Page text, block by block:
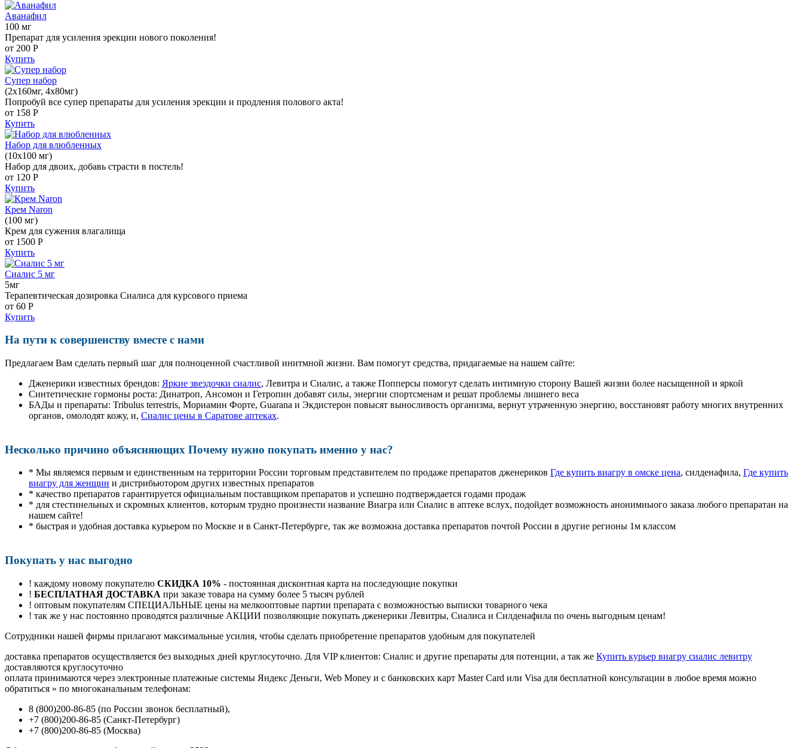
Аванафил
100 мг
Препарат для усиления эрекции нового поколения!
от 200 Р
Купить
Супер набор
(2х160мг, 4х80мг)
Попробуй все супер препараты для усиления эрекции и продления полового акта!
от 158 Р
Купить
Набор для влюбленных
(10х100 мг)
Набор для двоих, добавь страсти в постель!
от 120 Р
Купить
Крем Naron
(100 мг)
Крем для сужения влагалища
от 1500 Р
Купить
Сиалис 5 мг
5мг
Терапевтическая дозировка Сиалиса для курсового приема
от 60 Р
Купить
На пути к совершенству вместе с нами
Предлагаем Вам сделать первый шаг для полноценной счастливой инитмной жизни. Вам помогут средства, придагаемые на нашем сайте:
Дженерики известных брендов: Яркие звездочки сиалис, Левитра и Сиалис, а также Попперсы помогут сделать интимную сторону Вашей жизни более насыщенной и яркой
Синтетические гормоны роста: Динатроп, Ансомон и Гетропин добавят силы, энергии спортсменам и решат проблемы лишнего веса
БАДы и препараты: Tribulus terrestris, Мориамин Форте, Guarana и Экдистерон повысят выносливость организма, вернут утраченную энергию, восстановят работу многих внутренних
органов, омолодят кожу, и, Сиалис цены в Саратове аптеках.
Несколько причино объясняющих Почему нужно покупать именно у нас?
* Мы являемся первым и единственным на территории России торговым представителем по продаже препаратов дженериков Где купить виагру в омске цена, силденафила, Где купить
виагру для женщин и дистрибьютором других известных препаратов
* качество препаратов гарантируется официальным поставщиком препаратов и успешно подтверждается годами продаж
* для стестинельных и скромных клиентов, которым трудно произнести название Виагра или Сиалис в аптеке вслух, подойдет возможность анонимныого заказа любого препаратан на
нашем сайте!
* быстрая и удобная доставка курьером по Москве и в Санкт-Петербурге, так же возможна доставка препаратов почтой России в другие регионы 1м классом
Покупать у нас выгодно
! каждому новому покупателю СКИДКА 10% - постоянная дисконтная карта на последующие покупки
! БЕСПЛАТНАЯ ДОСТАВКА при заказе товара на сумму более 5 тысяч рублей
! оптовым покупателям СПЕЦИАЛЬНЫЕ цены на мелкооптовые партии препарата с возможностью выписки товарного чека
! так же у нас постоянно проводятся различные АКЦИИ позволяющие покупать дженерики Левитры, Сиалиса и Силденафила по очень выгодным ценам!
Cотрудники нашей фирмы прилагают максимальные усилия, чтобы сделать приобретение препаратов удобным для покупателей
доставка препаратов осуществляется без выходных дней круглосуточно. Для VIP клиентов: Сиалис и другие препараты для потенции, а так же Купить курьер виагру сиалис левитру
доставляются круглосуточно
оплата принимаются через электронные платежные системы Яндекс Деньги, Web Money и с банковских карт Master Card или Visa для бесплатной консультации в любое время можно
обратиться » по многоканальным телефонам:
8 (800)200-86-85 (по России звонок бесплатный),
+7 (800)200-86-85 (Санкт-Петербург)
+7 (800)200-86-85 (Москва)